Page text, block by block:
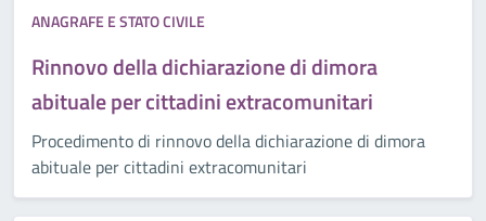
ANAGRAFE E STATO CIVILE
Rinnovo della dichiarazione di dimora
abituale per cittadini extracomunitari
Procedimento di rinnovo della dichiarazione di dimora
abituale per cittadini extracomunitari